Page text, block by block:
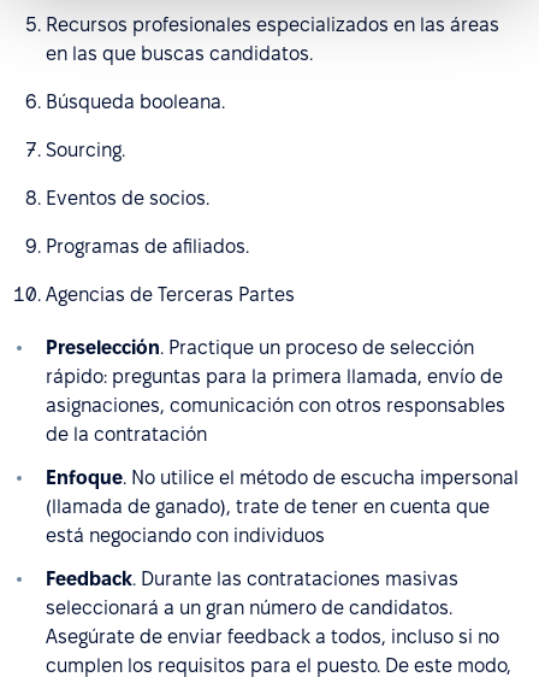
Recursos profesionales especializados en las áreas
en las que buscas candidatos.
Búsqueda booleana.
Sourcing.
Eventos de socios.
Programas de afiliados.
Agencias de Terceras Partes
Preselección. Practique un proceso de selección
rápido: preguntas para la primera llamada, envío de
asignaciones, comunicación con otros responsables
de la contratación
Enfoque. No utilice el método de escucha impersonal
(llamada de ganado), trate de tener en cuenta que
está negociando con individuos
Feedback. Durante las contrataciones masivas
seleccionará a un gran número de candidatos.
Asegúrate de enviar feedback a todos, incluso si no
cumplen los requisitos para el puesto. De este modo,